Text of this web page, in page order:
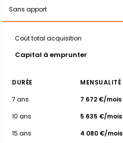
Sans apport
Coût total acquisition
Capital à emprunter
DURÉE MENSUALITÉ
7 ans
7 672 €/mois
10 ans
5 635 €/mois
15 ans
4 080 €/mois